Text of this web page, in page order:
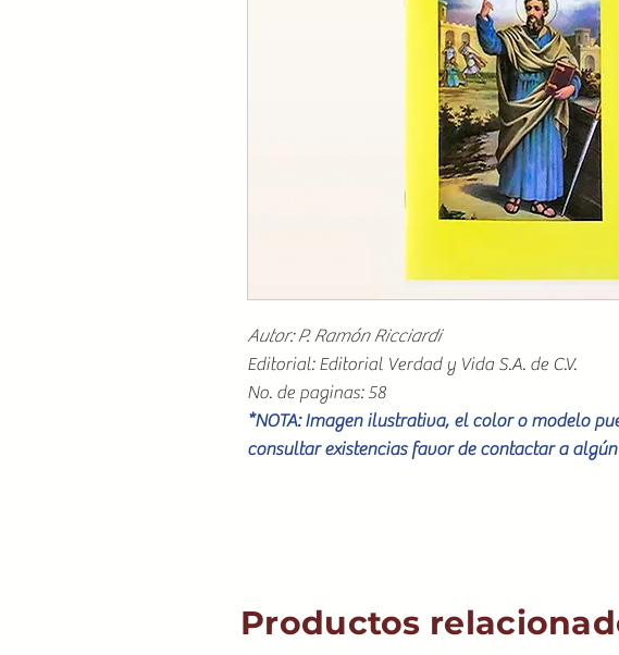
Autor: P. Ramón Ricciardi
Editorial: Editorial Verdad y Vida S.A. de C.V.
No. de paginas: 58
*NOTA: Imagen ilustrativa, el color o modelo
consultar existencias favor de contactar a
Productos